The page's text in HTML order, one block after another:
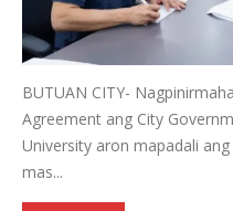
BUTUAN CITY-
Agreement ang City
University aron mapadali
mas...